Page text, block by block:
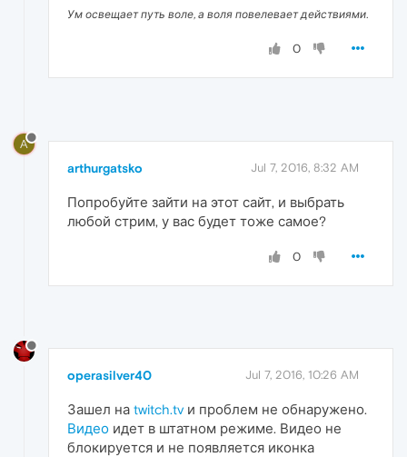
Ум освещает путь воле, а воля повелевает действиями.
0
A
arthurgatsko Jul 7, 2016, 8:32 AM
Попробуйте зайти на этот сайт, и выбрать
любой стрим, у вас будет тоже самое?
0
operasilver40 Jul 7, 2016, 10:26 AM
Зашел на twitch.tv и проблем не обнаружено.
Видео идет в штатном режиме. Видео не
блокируется и не появляется иконка